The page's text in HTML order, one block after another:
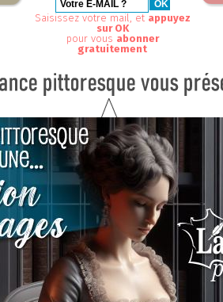
Saisissez votre mail, et appuyez
sur OK
pour vous abonner
gratuitement